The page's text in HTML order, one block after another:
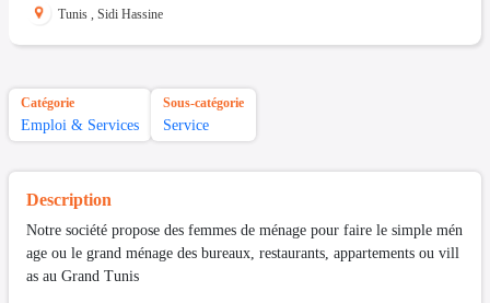
Tunis , Sidi Hassine
Catégorie
Emploi & Services
Sous-catégorie
Service
Description
Notre société propose des femmes de ménage pour faire le simple mén
age ou le grand ménage des bureaux, restaurants, appartements ou vill
as au Grand Tunis